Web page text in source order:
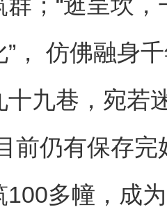
， 仿佛融身
十九巷，宛若
前仍有保存
100多幢，成